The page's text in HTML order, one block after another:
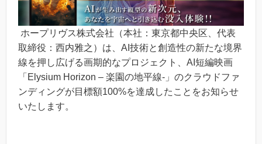
ホープリヴス株式会社（本社：東京都中央区、代表
取締役：西内雅之）は、AI技術と創造性の新たな境界
線を押し広げる画期的なプロジェクト、AI短編映画
「Elysium Horizon – 楽園の地平線-」のクラウドファ
ンディングが目標額100%を達成したことをお知らせ
いたします。